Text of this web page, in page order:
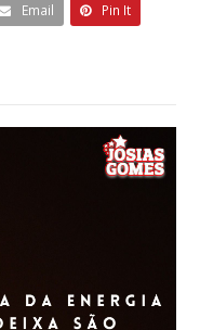
Email Pin It